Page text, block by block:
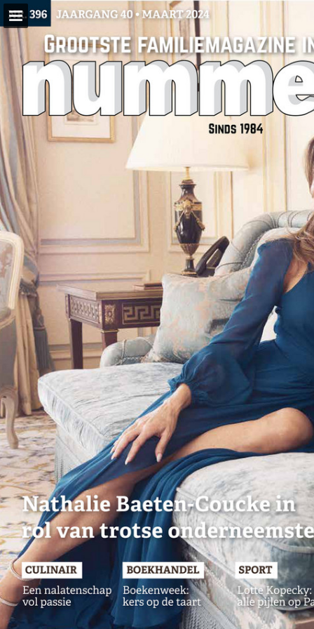
Pagina overzicht
Publicatie rapporteren
Mogelijk gemaakt door Publitas